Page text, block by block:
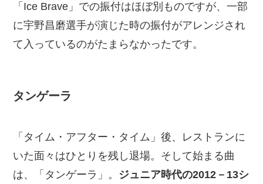
「Ice Brave」での振付はほぼ別ものですが、一部
に宇野昌磨選手が演じた時の振付がアレンジされ
て入っているのがたまらなかったです。
タンゲーラ
「タイム・アフター・タイム」後、レストランに
いた面々はひとりを残し退場。そして始まる曲
は、「タンゲーラ」。 ジュニア時代の2012－13シ